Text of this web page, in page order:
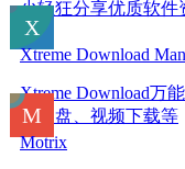
少轻狂分享优质软件
Xtreme Download
Xtreme Download万
度网盘、视频下载等
Motrix